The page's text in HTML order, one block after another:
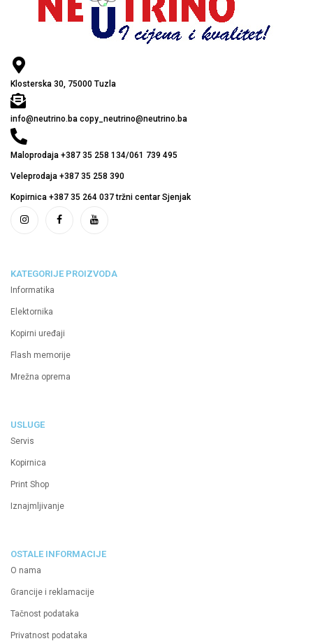
Klosterska 30, 75000 Tuzla
info@neutrino.ba copy_neutrino@neutrino.ba
Maloprodaja +387 35 258 134/061 739 495
Veleprodaja +387 35 258 390
Kopirnica +387 35 264 037 tržni centar Sjenjak
KATEGORIJE PROIZVODA
Informatika
Elektornika
Kopirni uređaji
Flash memorije
Mrežna oprema
USLUGE
Servis
Kopirnica
Print Shop
Iznajmljivanje
OSTALE INFORMACIJE
O nama
Grancije i reklamacije
Tačnost podataka
Privatnost podataka